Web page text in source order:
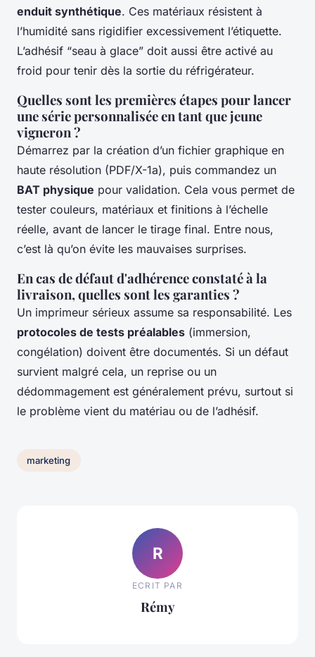
enduit synthétique. Ces matériaux résistent à
l’humidité sans rigidifier excessivement l’étiquette.
L’adhésif “seau à glace” doit aussi être activé au
froid pour tenir dès la sortie du réfrigérateur.
Quelles sont les premières étapes pour lancer
une série personnalisée en tant que jeune
vigneron ?
Démarrez par la création d’un fichier graphique en
haute résolution (PDF/X-1a), puis commandez un
BAT physique pour validation. Cela vous permet de
tester couleurs, matériaux et finitions à l’échelle
réelle, avant de lancer le tirage final. Entre nous,
c’est là qu’on évite les mauvaises surprises.
En cas de défaut d'adhérence constaté à la
livraison, quelles sont les garanties ?
Un imprimeur sérieux assume sa responsabilité. Les
protocoles de tests préalables (immersion,
congélation) doivent être documentés. Si un défaut
survient malgré cela, un reprise ou un
dédommagement est généralement prévu, surtout si
le problème vient du matériau ou de l’adhésif.
marketing
R
ECRIT PAR
Rémy